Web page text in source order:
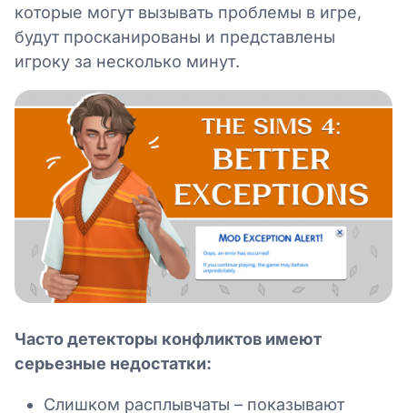
которые могут вызывать проблемы в игре,
будут просканированы и представлены
игроку за несколько минут.
Часто детекторы конфликтов имеют
серьезные недостатки:
Слишком расплывчаты – показывают